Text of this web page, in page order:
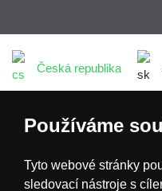
Česká republika
Magyarország
Nederland
Používáme
Tyto webové stránky
sledovací nástroje s